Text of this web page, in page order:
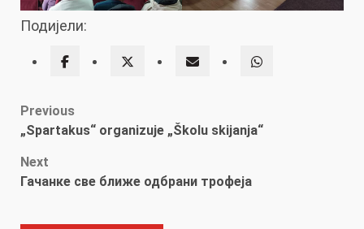
Подијели:
Post
Previous
„Spartakus“ organizuje „Školu skijanja“
Next
Гачанке све ближе одбрани трофеја